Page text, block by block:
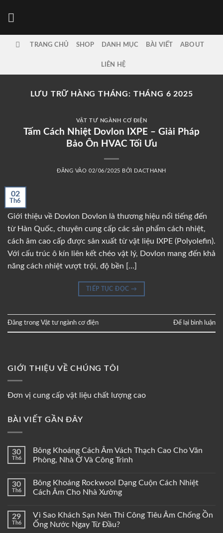
dung
TRANG CHỦ SHOP DANH MỤC BÀI VIẾT ABOUT
LIÊN HỆ
LƯU TRỮ HÀNG THÁNG: THÁNG 6 2025
VẬT TƯ NGÀNH CƠ ĐIỆN
Tấm Cách Nhiệt Dovlon IXPE – Giải Pháp
Bảo Ôn HVAC Tối Ưu
ĐĂNG VÀO02/06/2025 BỞI DACTHANH
02
Th6
Giới thiệu về Dovlon Dovlon là thương hiệu nổi tiếng đến
từ Hàn Quốc, chuyên cung cấp các sản phẩm cách nhiệt,
cách âm cao cấp được sản xuất từ vật liệu IXPE (Polyolefin).
Với cấu trúc ô kín liên kết chéo vật lý, Dovlon mang đến khả
năng cách nhiệt vượt trội, độ bền […]
TIẾP TỤC ĐỌC →
Đăng trong Vật tư ngành cơ điện Để lại bình luận
GIỚI THIỆU VỀ CHÚNG TÔI
Đơn vị cung cấp vật liệu chất lượng cao
BÀI VIẾT GẦN ĐÂY
30
Th6
Bông Khoáng Cách Âm Vách Thạch Cao Cho Văn
Phòng, Nhà Ở Và Công Trình
30
Th6
Bông Khoáng Rockwool Dạng Cuộn Cách Nhiệt
Cách Âm Cho Nhà Xưởng
29
Th6
Vì Sao Khách Sạn Nên Thi Công Tiêu Âm Chống Ồn
Ống Nước Ngay Từ Đầu?